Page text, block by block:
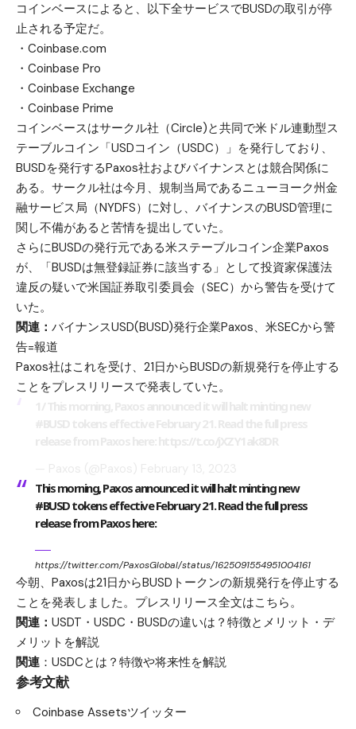
コインベースによると、以下全サービスでBUSDの取引が停
止される予定だ。
・Coinbase.com
・Coinbase Pro
・Coinbase Exchange
・Coinbase Prime
コインベースはサークル社（Circle)と共同で米ドル連動型ス
テーブルコイン「USDコイン（USDC）」を発行しており、
BUSDを発行するPaxos社およびバイナンスとは競合関係に
ある。サークル社は今月、規制当局であるニューヨーク州金
融サービス局（NYDFS）に対し、バイナンスのBUSD管理に
関し不備があると苦情を提出していた。
さらにBUSDの発行元である米ステーブルコイン企業Paxos
が、「BUSDは無登録証券に該当する」として投資家保護法
違反の疑いで米国証券取引委員会（SEC）から警告を受けて
いた。
関連： バイナンスUSD(BUSD)発行企業Paxos、米SECから警
告=報道
Paxos社はこれを受け、21日からBUSDの新規発行を停止する
ことをプレスリリースで発表していた。
This morning, Paxos announced it will halt minting new
#BUSD tokens effective February 21. Read the full press
release from Paxos here:
https://twitter.com/PaxosGlobal/status/1625091554951004161
今朝、Paxosは21日からBUSDトークンの新規発行を停止する
ことを発表しました。プレスリリース全文はこちら。
関連： USDT・USDC・BUSDの違いは？特徴とメリット・デ
メリットを解説
関連 ： USDCとは？特徴や将来性を解説
参考文献
Coinbase Assetsツイッター